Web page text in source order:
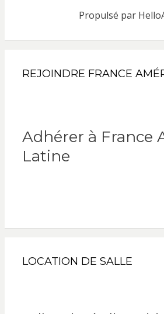
Propulsé par
REJOINDRE FRANCE
Adhérer à France
Latine
LOCATION DE SALLE